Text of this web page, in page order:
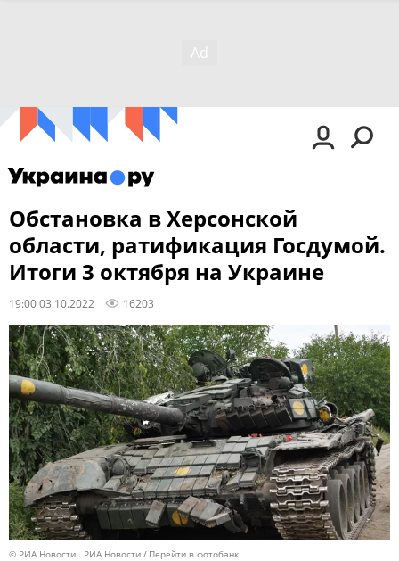
Обстановка в Херсонской
области, ратификация Госдумой.
Итоги 3 октября на Украине
19:00 03.10.2022 16203
© РИА Новости . РИА Новости Перейти в фотобанк